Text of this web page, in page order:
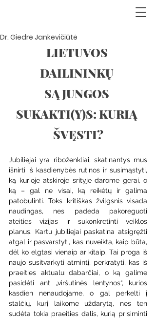
Dr. Giedrė Jankevičiūtė
LIETUVOS
DAILININKŲ
SĄJUNGOS
SUKAKTI(Y)S: KURIĄ
ŠVĘSTI?
Jubiliejai yra riboženkliai, skatinantys mus
išnirti iš kasdienybės rutinos ir susimąstyti,
ką kurioje atskiroje srityje darome gerai, o
ką – gal ne visai, ką reikėtų ir galima
patobulinti. Toks kritiškas žvilgsnis visada
naudingas, nes padeda pakoreguoti
ateities vizijas ir sukonkretinti veiklos
planus. Kartu jubiliejai paskatina atsigręžti
atgal ir pasvarstyti, kas nuveikta, kaip būta,
dėl ko elgtasi vienaip ar kitaip. Tai proga iš
naujo susitvarkyti atmintį, perkratyti, kas iš
praeities aktualu dabarčiai, o ką galime
pasidėti ant „viršutinės lentynos“, kurios
kasdien nenaudojame, o gal perkelti į
stalčių, kurį laikome uždarytą, nes ten
sudėta tokia praeities dalis, kurią prisiminti